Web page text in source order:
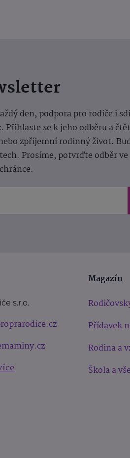
den, podpora pro rodiče i
se k jeho odběru a
zpříjemní rodinný život.
Prosíme, potvrďte odběr
s.r.o.
Magazín
Přídavek
Rodina a
Škola a